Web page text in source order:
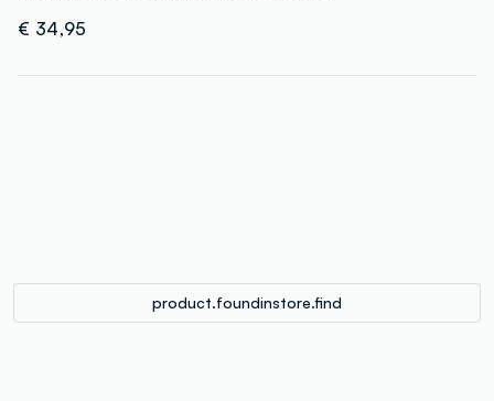
€ 34,95
product.foundinstore.find